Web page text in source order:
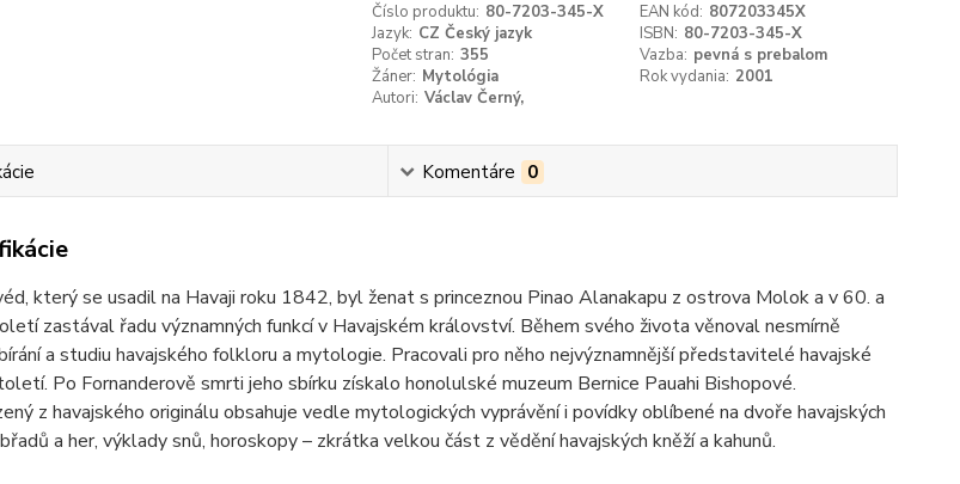
Číslo produktu: 80-7203-345-X EAN kód: 807203345X
Jazyk: CZ Český jazyk ISBN: 80-7203-345-X
Počet stran: 355 Vazba: pevná s prebalom
Žáner: Mytológia Rok vydania: 2001
Autori: Václav Černý,
Komentáre 0
který se usadil na Havaji roku 1842, byl ženat s princeznou Pinao Alanakapu z ostrova Molok a v 60. a
zastával řadu významných funkcí v Havajském království. Během svého života věnoval nesmírně
a studiu havajského folkloru a mytologie. Pracovali pro něho nejvýznamnější představitelé havajské
Po Fornanderově smrti jeho sbírku získalo honolulské muzeum Bernice Pauahi Bishopové.
z havajského originálu obsahuje vedle mytologických vyprávění i povídky oblíbené na dvoře havajských
a her, výklady snů, horoskopy – zkrátka velkou část z vědění havajských kněží a kahunů.